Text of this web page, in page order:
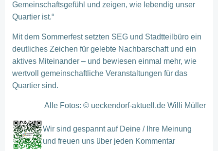
Gemeinschaftsgefühl und zeigen, wie lebendig unser
Quartier ist.“
Mit dem Sommerfest setzten SEG und Stadtteilbüro ein
deutliches Zeichen für gelebte Nachbarschaft und ein
aktives Miteinander – und bewiesen einmal mehr, wie
wertvoll gemeinschaftliche Veranstaltungen für das
Quartier sind.
Alle Fotos: © ueckendorf-aktuell.de Willi Müller
Wir sind gespannt auf Deine / Ihre Meinung
und freuen uns über jeden Kommentar